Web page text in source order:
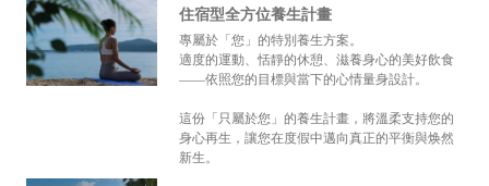
住宿型全方位養生計畫
專屬於「您」的特別養生方案。
適度的運動、恬靜的休憩、滋養身心的美好飲食
——依照您的目標與當下的心情量身設計。
這份「只屬於您」的養生計畫，將溫柔支持您的
身心再生，讓您在度假中邁向真正的平衡與焕然
新生。